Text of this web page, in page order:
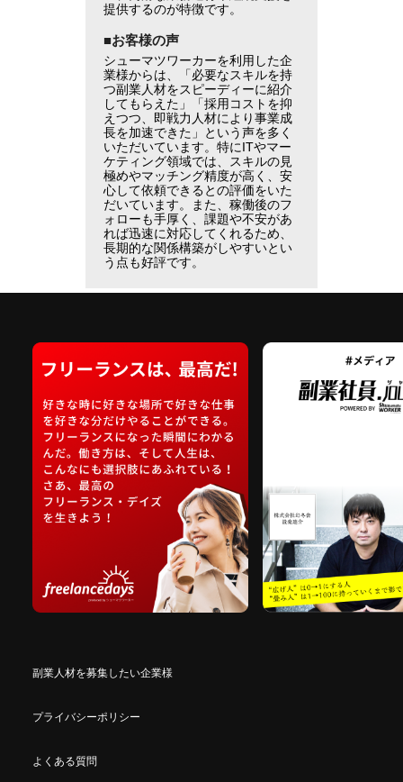
提供するのが特徴です。
■お客様の声
シューマツワーカーを利用した企
業様からは、「必要なスキルを持
つ副業人材をスピーディーに紹介
してもらえた」「採用コストを抑
えつつ、即戦力人材により事業成
長を加速できた」という声を多く
いただいています。特にITやマー
ケティング領域では、スキルの見
極めやマッチング精度が高く、安
心して依頼できるとの評価をいた
だいています。また、稼働後のフ
ォローも手厚く、課題や不安があ
れば迅速に対応してくれるため、
長期的な関係構築がしやすいとい
う点も好評です。
副業人材を募集したい企業様
プライバシーポリシー
よくある質問